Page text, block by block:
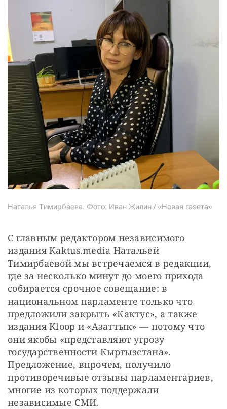
Наталья Тимирбаева. Фото: Иван Жилин / «Новая газета»
С главным редактором независимого
издания Kaktus.media Натальей
Тимирбаевой мы встречаемся в редакции,
где за несколько минут до моего прихода
собирается срочное совещание: в
национальном парламенте только что
предложили закрыть «Кактус», а также
издания Kloop и «Азаттык» — потому что
они якобы «представляют угрозу
государственности Кыргызстана».
Предложение, впрочем, получило
противоречивые отзывы парламентариев,
многие из которых поддержали
независимые СМИ.